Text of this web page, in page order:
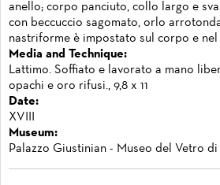
anello; corpo panciuto, collo largo e
con beccuccio sagomato, orlo
nastriforme è impostato sul corpo e
Media and Technique:
Lattimo. Soffiato e lavorato a mano
opachi e oro rifusi., 9,8 x 11
Date:
XVIII
Museum:
Palazzo Giustinian - Museo del Vetro